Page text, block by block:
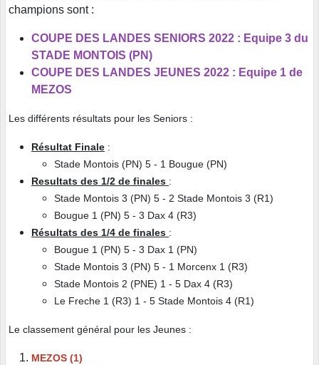
champions sont :
COUPE DES LANDES SENIORS 2022 : Equipe 3 du
STADE MONTOIS (PN)
COUPE DES LANDES JEUNES 2022 : Equipe 1 de
MEZOS
Les différents résultats pour les Seniors :
Résultat Finale :
Stade Montois (PN) 5 - 1 Bougue (PN)
Resultats des 1/2 de finales :
Stade Montois 3 (PN) 5 - 2 Stade Montois 3 (R1)
Bougue 1 (PN) 5 - 3 Dax 4 (R3)
Résultats des 1/4 de finales :
Bougue 1 (PN) 5 - 3 Dax 1 (PN)
Stade Montois 3 (PN) 5 - 1 Morcenx 1 (R3)
Stade Montois 2 (PNE) 1 - 5 Dax 4 (R3)
Le Freche 1 (R3) 1 - 5 Stade Montois 4 (R1)
Le classement général pour les Jeunes :
MEZOS (1)